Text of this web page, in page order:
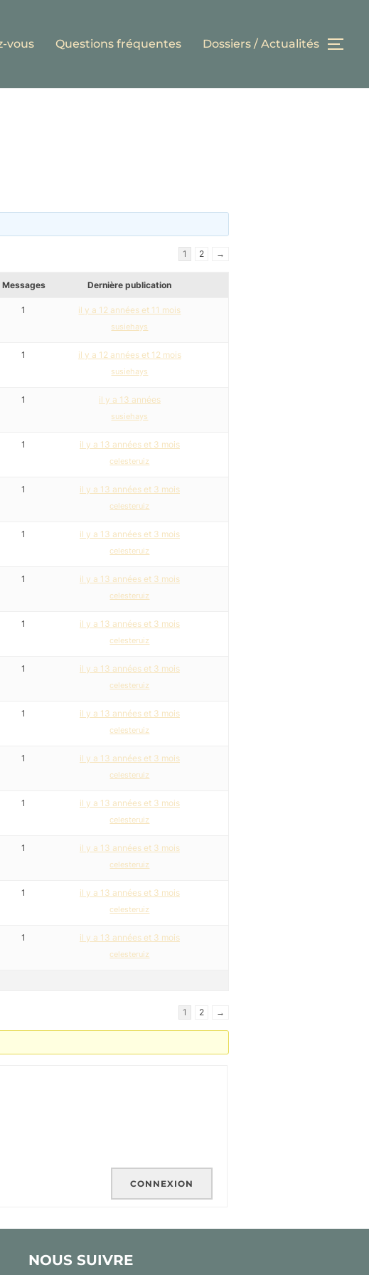
vous Questions fréquentes Dossiers / Actualités
1 2 →
Messages Dernière publication
1 il y a 12 années et 11 mois
susiehays
1 il y a 12 années et 12 mois
susiehays
1 il y a 13 années
susiehays
1 il y a 13 années et 3 mois
celesteruiz
1 il y a 13 années et 3 mois
celesteruiz
1 il y a 13 années et 3 mois
celesteruiz
1 il y a 13 années et 3 mois
celesteruiz
1 il y a 13 années et 3 mois
celesteruiz
1 il y a 13 années et 3 mois
celesteruiz
1 il y a 13 années et 3 mois
celesteruiz
1 il y a 13 années et 3 mois
celesteruiz
1 il y a 13 années et 3 mois
celesteruiz
1 il y a 13 années et 3 mois
celesteruiz
1 il y a 13 années et 3 mois
celesteruiz
1 il y a 13 années et 3 mois
celesteruiz
1 2 →
CONNEXION
NOUS SUIVRE